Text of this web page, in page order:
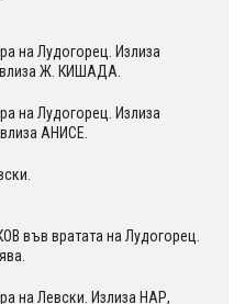
на Лудогорец. Излиза
Ж. КИШАДА.
на Лудогорец. Излиза
АНИСЕ.
във вратата на Лудогорец.
на Левски. Излиза НАР,